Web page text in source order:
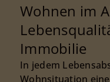
Wohnen im
Immobilie
In jedem
Wohnsituation